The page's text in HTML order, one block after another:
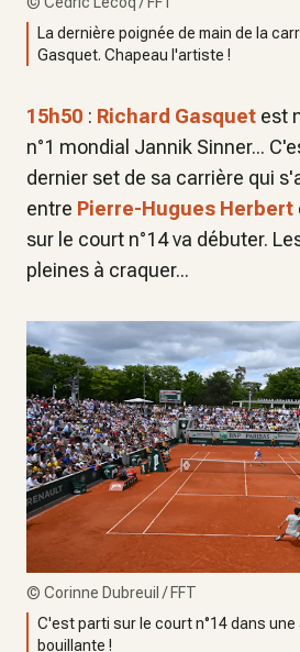
La dernière poignée de main de la
Gasquet. Chapeau l'artiste !
15h50 : Richard Gasquet est
n°1 mondial Jannik Sinner...
dernier set de sa carrière qui
entre Pierre-Hugues Herbert
sur le court n°14 va débuter.
pleines à craquer...
© Corinne Dubreuil / FFT
C'est parti sur le court n°14 dans une
bouillante !